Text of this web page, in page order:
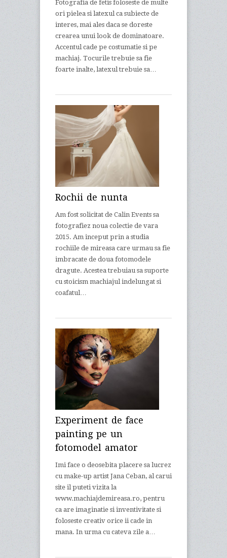
Fotografia de fetis foloseste de multe
ori pielea si latexul ca subiecte de
interes, mai ales daca se doreste
crearea unui look de dominatoare.
Accentul cade pe costumatie si pe
machiaj. Tocurile trebuie sa fie
foarte inalte, latexul trebuie sa…
Rochii de nunta
Am fost solicitat de Calin Events sa
fotografiez noua colectie de vara
2015. Am inceput prin a studia
rochiile de mireasa care urmau sa fie
imbracate de doua fotomodele
dragute. Acestea trebuiau sa suporte
cu stoicism machiajul indelungat si
coafatul…
Experiment de face
painting pe un
fotomodel amator
Imi face o deosebita placere sa lucrez
cu make-up artist Jana Ceban, al carui
site il puteti vizita la
www.machiajdemireasa.ro, pentru
ca are imaginatie si inventivitate si
foloseste creativ orice ii cade in
mana. In urma cu cateva zile a…